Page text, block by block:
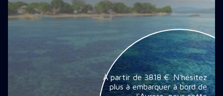
À partir de 3818 €. N'hésitez
plus à embarquer à bord de